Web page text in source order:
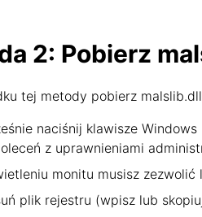
2: Pobierz
tej metody pobierz
naciśnij klawisze
z uprawnieniami
monitu musisz
plik rejestru (wpisz lub